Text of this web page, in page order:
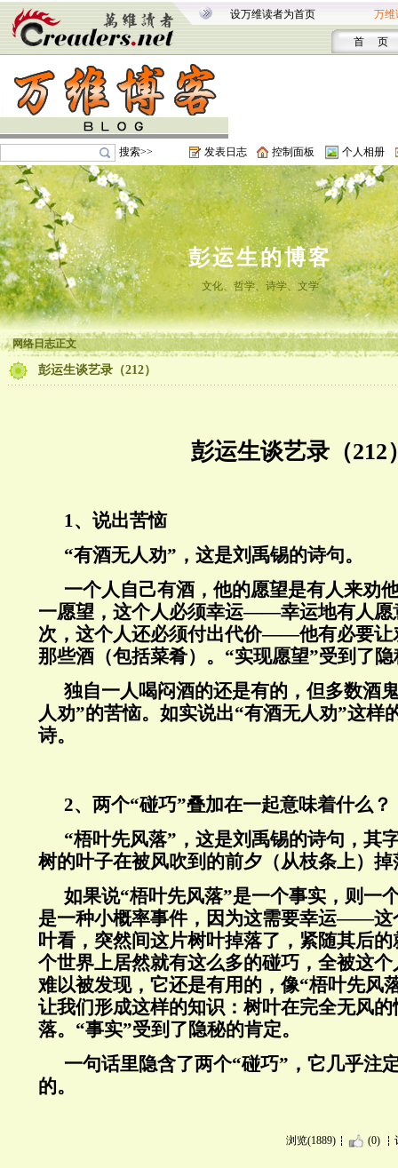
设万维读者为首页 万维
首 页
搜索>> 发表日志 控制面板 个人相册
彭运生的博客
文化、哲学、诗学、文学
网络日志正文
彭运生谈艺录（212）
彭运生谈艺录（212
1、说出苦恼
“有酒无人劝”，这是刘禹锡的诗句。
一个人自己有酒，他的愿望是有人来劝
一愿望，这个人必须幸运——幸运地有人愿
次，这个人还必须付出代价——他有必要让
那些酒（包括菜肴）。“实现愿望”受到了
独自一人喝闷酒的还是有的，但多数酒
人劝”的苦恼。如实说出“有酒无人劝”这样
诗。
2、两个“碰巧”叠加在一起意味着什么？
“梧叶先风落”，这是刘禹锡的诗句，其
树的叶子在被风吹到的前夕（从枝条上）掉
如果说“梧叶先风落”是一个事实，则一
是一种小概率事件，因为这需要幸运——这
叶看，突然间这片树叶掉落了，紧随其后
个世界上居然就有这么多的碰巧，全被这
难以被发现，它还是有用的，像“梧叶先风
让我们形成这样的知识：树叶在完全无风
落。“事实”受到了隐秘的肯定。
一句话里隐含了两个“碰巧”，它几乎注
的。
浏览(1889) (0)